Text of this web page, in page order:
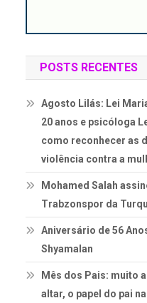
POSTS RECENTES
Agosto Lilás: Lei
20 anos e psicóloga
como reconhecer as
violência contra a
Mohamed Salah
Trabzonspor da
Aniversário de 56
Shyamalan
Mês dos Pais: muito
altar, o papel do pai